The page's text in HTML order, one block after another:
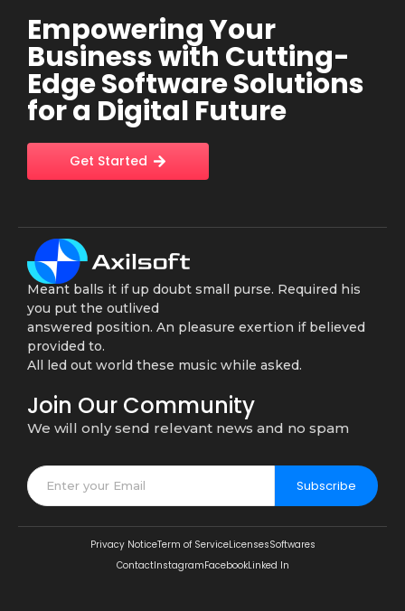
Empowering Your
Business with Cutting-
Edge Software Solutions
for a Digital Future
Get Started
Meant balls it if up doubt small purse. Required his
you put the outlived
answered position. An pleasure exertion if believed
provided to.
All led out world these music while asked.
Join Our Community
We will only send relevant news and no spam
Subscribe
Privacy NoticeTerm of ServiceLicensesSoftwares
ContactInstagramFacebookLinked In